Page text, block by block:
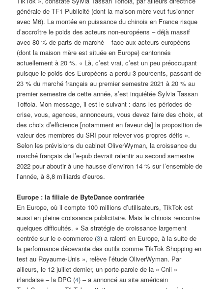
générale de TF1 Publicité (dont la maison mère veut fusionner
avec M6). La montée en puissance du chinois en France risque
d’accroître le poids des acteurs non-européens – déjà massif
avec 80 % de parts de marché – face aux acteurs européens
(dont la maison mère est située en Europe) cantonnés
actuellement à 20 %. « Là, c’est vrai, c’est un peu préoccupant
puisque le poids des Européens a perdu 3 pourcents, passant de
23 % du marché français au premier semestre 2021 à 20 % au
premier semestre de cette année, s’est inquiétée Sylvia Tassan
Toffola. Mon message, il est le suivant : dans les périodes de
crise, vous, agences, annonceurs, vous devez faire des choix, et
des choix d’efficience [notamment en faveur de] la proposition de
valeur des membres du SRI pour relever vos propres défis ».
Selon les prévisions du cabinet OliverWyman, la croissance du
marché français de l’e-pub devrait ralentir au second semestre
2022 pour aboutir à une hausse d’environ 14 % sur l’ensemble de
l’année, à 8,8 milliards d’euros.
Europe : la filiale de ByteDance contrariée
En Europe, où il compte 100 millions d’utilisateurs, TikTok est
aussi en pleine croissance publicitaire. Mais le chinois rencontre
quelques difficultés. « Sa stratégie de croissance largement
centrée sur le e-commerce (3) a ralenti en Europe, à la suite de
la performance décevante des outils comme TikTok Shopping en
test au Royaume-Unis », relève l’étude OliverWyman. Par
ailleurs, le 12 juillet dernier, un porte-parole de la « Cnil »
irlandaise – la DPC (4) – a annoncé au site américain